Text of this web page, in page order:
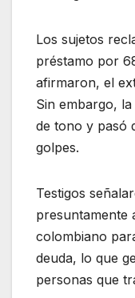
Los sujetos
préstamo por
afirmaron, el
Sin embargo,
de tono y pasó
golpes.
Testigos
presuntamente
colombiano
deuda, lo que
personas que